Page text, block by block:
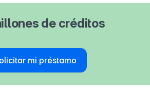
de créditos
mi préstamo